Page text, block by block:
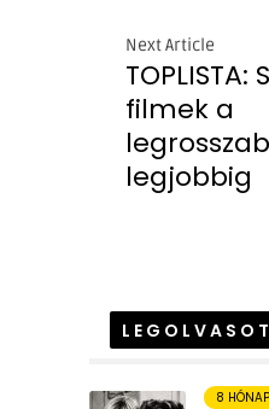
Next Article
filmek a
legjobbig
8